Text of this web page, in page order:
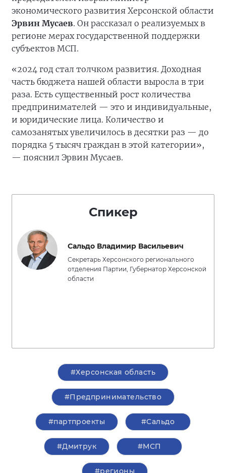
экономического развития Херсонской области
Эрвин Мусаев. Он рассказал о реализуемых в
регионе мерах государственной поддержки
субъектов МСП.
«2024 год стал толчком развития. Доходная
часть бюджета нашей области выросла в три
раза. Есть существенный рост количества
предпринимателей — это и индивидуальные,
и юридические лица. Количество и
самозанятых увеличилось в десятки раз — до
порядка 5 тысяч граждан в этой категории»,
— пояснил Эрвин Мусаев.
Спикер
Сальдо Владимир Васильевич
Секретарь Херсонского регионального
отделения Партии, Губернатор Херсонской
области
#Херсонская область
#Предпринимательство
#партпроекты #Сальдо
#Дмитрук #МСП
#регионы